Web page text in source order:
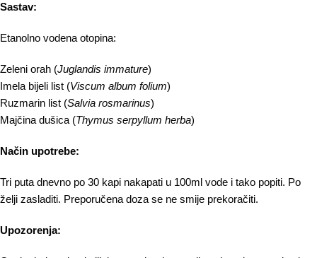
Sastav:
Etanolno vodena otopina:
Zeleni orah (Juglandis immature)
Imela bijeli list (Viscum album folium)
Ruzmarin list (Salvia rosmarinus)
Majčina dušica (Thymus serpyllum herba)
Način upotrebe:
Tri puta dnevno po 30 kapi nakapati u 100ml vode i tako popiti. Po
želji zasladiti. Preporučena doza se ne smije prekoračiti.
Upozorenja: